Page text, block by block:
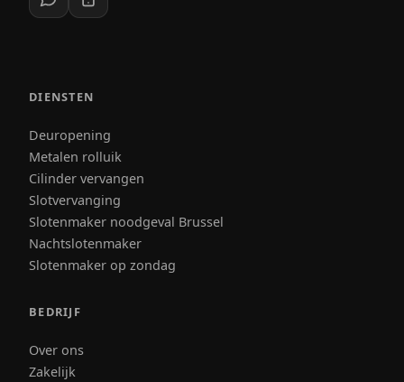
DIENSTEN
Deuropening
Metalen rolluik
Cilinder vervangen
Slotvervanging
Slotenmaker noodgeval Brussel
Nachtslotenmaker
Slotenmaker op zondag
BEDRIJF
Over ons
Zakelijk